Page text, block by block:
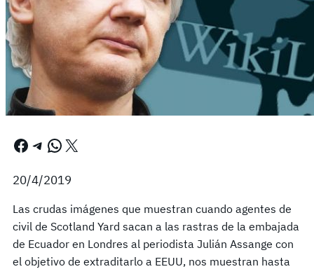
Facebook Telegram WhatsApp X
20/4/2019
Las crudas imágenes que muestran cuando agentes de
civil de Scotland Yard sacan a las rastras de la embajada
de Ecuador en Londres al periodista Julián Assange con
el objetivo de extraditarlo a EEUU, nos muestran hasta